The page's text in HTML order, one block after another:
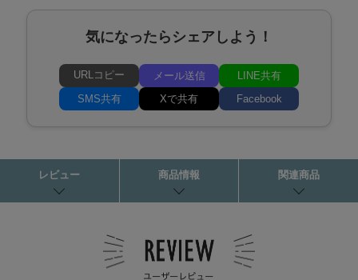
気になったらシェアしよう！
URLコピー メール送信
LINE共有
SMS共有
Xで共有 Facebook
レビュー 商品情報 関連商品